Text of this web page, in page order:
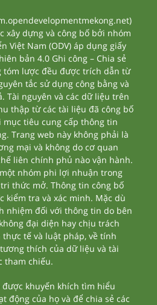
xây dựng và công bố bởi nhóm
Việt Nam (ODV) áp dụng giấy
bản 4.0 Ghi công – Chia sẻ
tóm lược đều được trích dẫn từ
tắc sử dụng công bằng và
Tài nguyên và các dữ liệu trên
thập từ các tài liệu đã công bố
mục tiêu cung cấp thông tin
Trang web này không phải là
mại và không do cơ quan
liên chính phủ nào vận hành.
nhóm phi lợi nhuận trong
thức mở. Thông tin công bố
kiểm tra và xác minh. Mặc dù
nhiệm đối với thông tin do bên
đại diện hay chịu trách
thực tế và luật pháp, về tính
thích của dữ liệu và tài
tham chiếu.
khuyến khích tìm hiểu
động của họ và để chia sẻ các